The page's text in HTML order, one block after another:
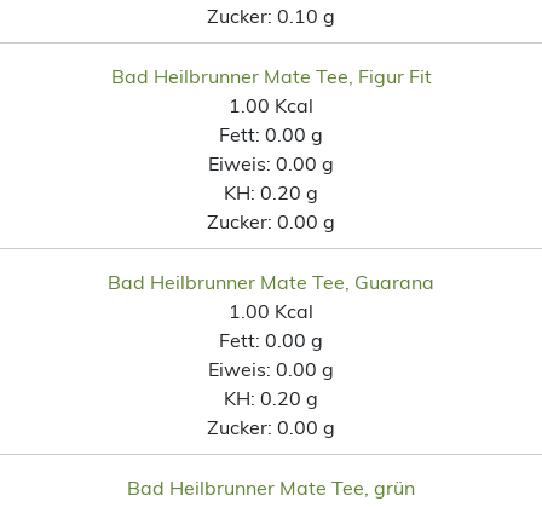
Zucker: 0.10 g
Bad Heilbrunner Mate Tee, Figur Fit
1.00 Kcal
Fett: 0.00 g
Eiweis: 0.00 g
KH: 0.20 g
Zucker: 0.00 g
Bad Heilbrunner Mate Tee, Guarana
1.00 Kcal
Fett: 0.00 g
Eiweis: 0.00 g
KH: 0.20 g
Zucker: 0.00 g
Bad Heilbrunner Mate Tee, grün